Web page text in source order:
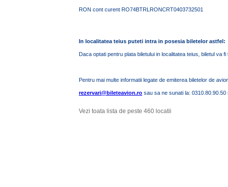
RON cont curent RO74BTRLRONCRT0403732501
In localitatea teius puteti intra in posesia biletelor astfel:
Daca optati pentru plata biletului in localitatea teius, biletul va
Pentru mai multe informatii legate de emiterea biletelor de
rezervari@bileteavion.ro sau sa ne sunati la: 0310.80.90.50
Vezi toata lista de peste 460 locatii